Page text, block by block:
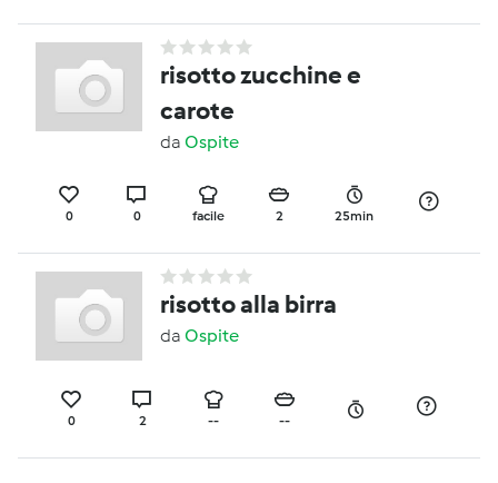
risotto zucchine e
carote
da Ospite
0 0 facile 2 25min
risotto alla birra
da Ospite
0 2 -- --